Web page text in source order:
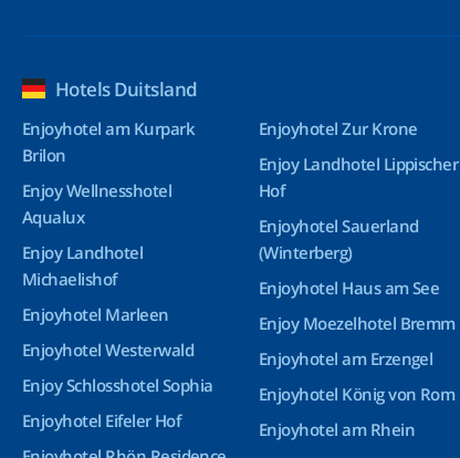
Hotels Duitsland
Enjoyhotel am Kurpark
Brilon
Enjoy Wellnesshotel
Aqualux
Enjoy Landhotel
Michaelishof
Enjoyhotel Marleen
Enjoyhotel Westerwald
Enjoy Schlosshotel Sophia
Enjoyhotel Eifeler Hof
Enjoyhotel Zur Krone
Enjoy Landhotel Lippischer
Hof
Enjoyhotel Sauerland
(Winterberg)
Enjoyhotel Haus am See
Enjoy Moezelhotel Bremm
Enjoyhotel am Erzengel
Enjoyhotel König von Rom
Enjoyhotel am Rhein